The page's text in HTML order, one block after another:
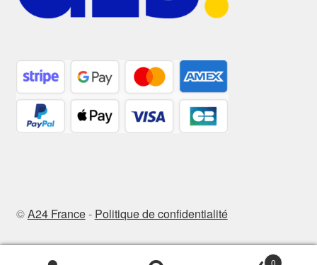
©A24 France- Politique de confidentialité
0